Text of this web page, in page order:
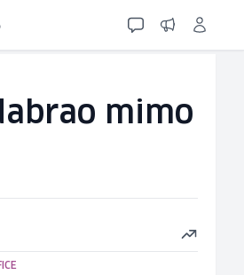
mimo